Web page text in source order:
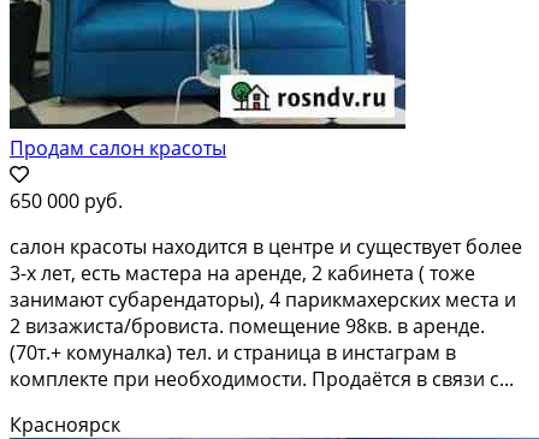
Продам салон красоты
650 000 руб.
салон красоты находится в центре и существует более
3-х лет, есть мастера на аренде, 2 кабинета ( тоже
занимают субарендаторы), 4 парикмахерских места и
2 визажиста/бровиста. помещение 98кв. в аренде.
(70т.+ комуналка) тел. и страница в инстаграм в
комплекте при необходимости. Продаётся в связи с...
Красноярск